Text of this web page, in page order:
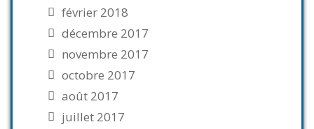
février 2018
décembre 2017
novembre 2017
octobre 2017
août 2017
juillet 2017